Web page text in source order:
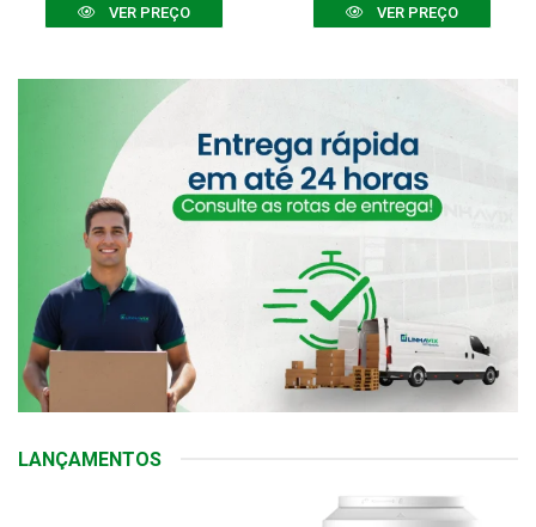
VER PREÇO VER PREÇO
LANÇAMENTOS